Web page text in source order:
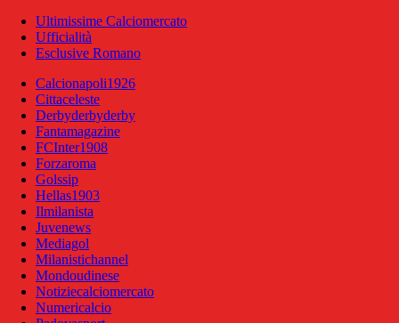
Ultimissime Calciomercato
Ufficialità
Esclusive Romano
Calcionapoli1926
Cittaceleste
Derbyderbyderby
Fantamagazine
FCInter1908
Forzaroma
Golssip
Hellas1903
Ilmilanista
Juvenews
Mediagol
Milanistichannel
Mondoudinese
Notiziecalciomercato
Numericalcio